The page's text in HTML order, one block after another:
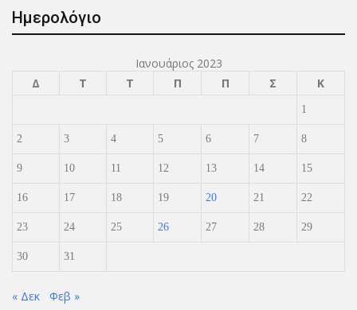
Ημερολόγιο
Ιανουάριος 2023
Δ
Τ Τ Π Π Σ Κ
1
2 3 4 5 6 7 8
9 10 11 12 13 14 15
16 17 18 19 20 21 22
23 24 25 26 27 28 29
30 31
« Δεκ Φεβ »